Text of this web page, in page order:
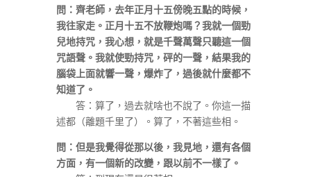
問：齊老師，去年正月十五傍晚五點的時候，
我往家走。正月十五不放鞭炮嗎？我就一個勁
兒地持咒，我心想，就是千聲萬聲只聽這一個
咒語聲。我就使勁持咒，砰的一聲，結果我的
腦袋上面就響一聲，爆炸了，過後就什麼都不
知道了。
答：算了，過去就啥也不說了。你這一描
述都（離題千里了）。算了，不著這些相。
問：但是我覺得從那以後，我見地，還有各個
方面，有一個新的改變，跟以前不一樣了。